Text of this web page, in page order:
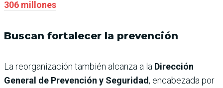
306 millones
Buscan fortalecer la prevención
La reorganización también alcanza a la Dirección
General de Prevención y Seguridad, encabezada por